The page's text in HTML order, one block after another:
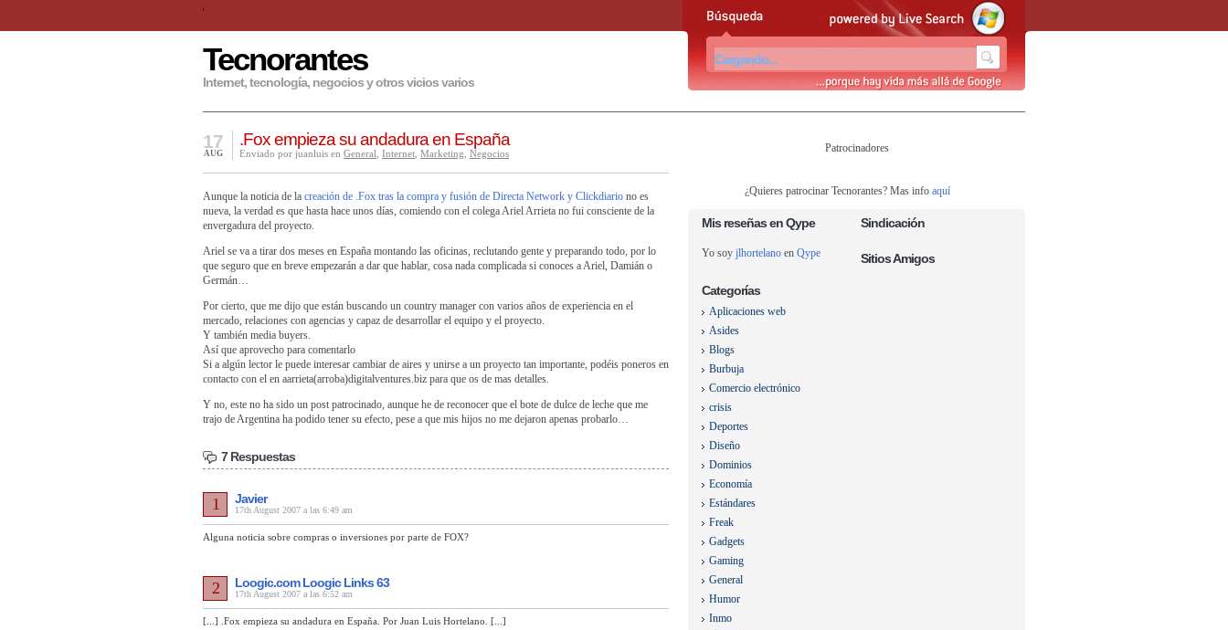
Tecnorantes
Internet, tecnología, negocios y otros vicios varios
.Fox empieza su andadura en España
17
AUG Enviado por juanluis en General Internet Marketing Negocios
Aunque la noticia de la creación de .Fox tras la compra y fusión de Directa Network y Clickdiario no es
nueva, la verdad es que hasta hace unos días, comiendo con el colega Ariel Arrieta no fui consciente de la
envergadura del proyecto.
Ariel se va a tirar dos meses en España montando las oficinas, reclutando gente y preparando todo, por lo
que seguro que en breve empezarán a dar que hablar, cosa nada complicada si conoces a Ariel, Damián o
Germán…
Por cierto, que me dijo que están buscando un country manager con varios años de experiencia en el
mercado, relaciones con agencias y capaz de desarrollar el equipo y el proyecto.
Y también media buyers.
Así que aprovecho para comentarlo
Si a algún lector le puede interesar cambiar de aires y unirse a un proyecto tan importante, podéis poneros en
contacto con el en aarrieta(arroba)digitalventures.biz para que os de mas detalles.
Y no, este no ha sido un post patrocinado, aunque he de reconocer que el bote de dulce de leche que me
trajo de Argentina ha podido tener su efecto, pese a que mis hijos no me dejaron apenas probarlo…
7 Respuestas
Javier
17th August 2007 a las 6:49 am
1
Alguna noticia sobre compras o inversiones por parte de FOX?
Loogic.com Loogic Links 63
17th August 2007 a las 6:52 am
2
[...] .Fox empieza su andadura en España. Por Juan Luis Hortelano. [...]
Patrocinadores
¿Quieres patrocinar Tecnorantes? Mas info aquí
Mis reseñas en Qype
Yo soy jlhortelano en Qype
Categorías
Aplicaciones web
Asides
Blogs
Burbuja
Comercio electrónico
crisis
Deportes
Diseño
Dominios
Economía
Estándares
Freak
Gadgets
Gaming
General
Humor
Inmo
Sindicación
Sitios Amigos